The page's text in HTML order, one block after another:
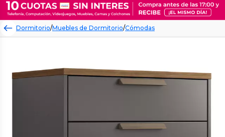
Dormitorio/Muebles de Dormitorio/Cómodas